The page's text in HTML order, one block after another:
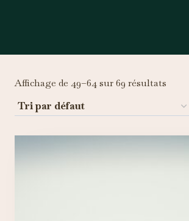
Affichage de 49–64 sur 69 résultats